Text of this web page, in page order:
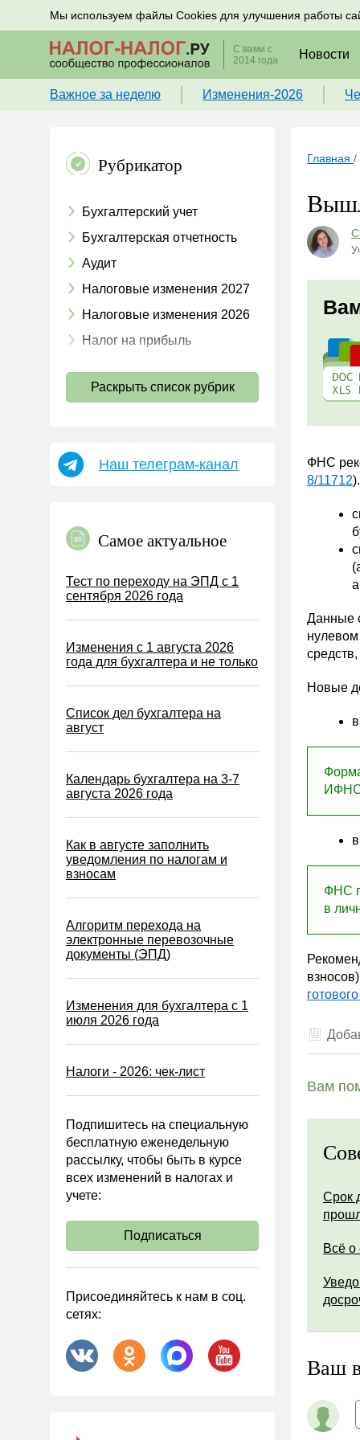
Мы используем файлы Cookies для улучшения работы
Подписывайтесь на новости по налогам, учету и
С вами с
2014 года
Новости
Важное за неделю Изменения-2026
Рубрикатор
Бухгалтерский учет
Бухгалтерская отчетность
Аудит
Налоговые изменения 2027
Налоговые изменения 2026
Налог на прибыль
Страховые взносы 2026
УСН
Земельный налог
Налог на рекламу
Торговый сбор
Туристический налог
Водный налог
Экологический налог
Налог на игорный бизнес
Акцизы
Возврат и зачет налогов
Налоговые проверки
Статистика
Самозанятые
Банк
Онлайн-кассы ККТ ККМ
деятельности (АХД)
Охрана труда и аттестация
Охрана труда
Валютные операции
Налоговая система РФ
Налоговое планирование
Договоры
АО
Раскрыть список рубрик
Наш телеграм-канал
Самое актуальное
Тест по переходу на ЭПД с 1
сентября 2026 года
Изменения с 1 августа 2026
года для бухгалтера и не только
Список дел бухгалтера на
август
Календарь бухгалтера на 3-7
августа 2026 года
Как в августе заполнить
уведомления по налогам и
взносам
Алгоритм перехода на
электронные перевозочные
документы (ЭПД)
Изменения для бухгалтера с 1
июля 2026 года
Налоги - 2026: чек-лист
Подпишитесь на специальную
бесплатную еженедельную
рассылку, чтобы быть в курсе
всех изменений в налогах и
учете:
Подписаться
Присоединяйтесь к нам в соц.
сетях:
Главная /
ФНС
8/11712
Данные
Новые
ИФНС
ФНС
в
Вам
Срок
Всё о
Ваш